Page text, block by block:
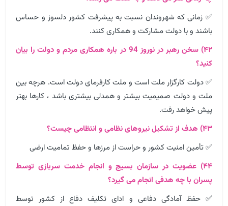
✅ زمانی که شهروندان نسبت به پیشرفت کشور دلسوز و حساس
باشند و با دولت مشارکت و همکاری کنند.
۴۲) سخن رهبر در نوروز 94 در باره همکاری مردم و دولت را بیان
کنید؟
✅ دولت کارگزار ملت است و ملت کارفرمای دولت است. هرچه بین
ملت و دولت صمیمیت بیشتر و همدلی بیشتری باشد ، کارها بهتر
پیش خواهد رفت.
۴۳) هدف از تشکیل نیروهای نظامی و انتظامی چیست؟
✅ تأمین امنیت کشور و حراست از مرزها و حفظ تمامیت ارضی
۴۴) عضویت در سازمان بسیج و انجام خدمت سربازی توسط
پسران با چه هدفی انجام می گیرد؟
✅ حفظ آمادگی دفاعی و ادای تکلیف دفاع از کشور توسط